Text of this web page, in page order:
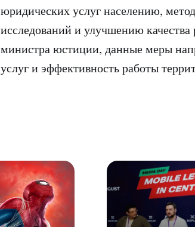
юридических услуг населению,
исследований и улучшению
министра юстиции, данные меры
услуг и эффективность работы